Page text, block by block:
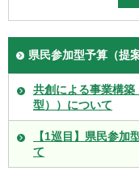
県民参加型予算（提
共創による事業構築
型））について
【1巡目】県民参加
て